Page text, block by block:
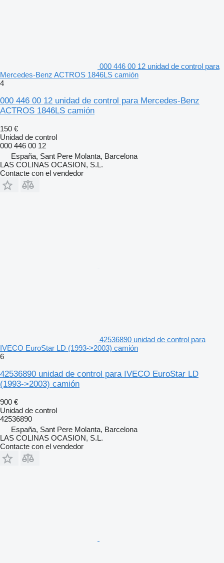
000 446 00 12 unidad de control para
Mercedes-Benz ACTROS 1846LS camión
4
000 446 00 12 unidad de control para Mercedes-Benz
ACTROS 1846LS camión
150 €
Unidad de control
000 446 00 12
España, Sant Pere Molanta, Barcelona
LAS COLINAS OCASION, S.L.
Contacte con el vendedor
42536890 unidad de control para
IVECO EuroStar LD (1993->2003) camión
6
42536890 unidad de control para IVECO EuroStar LD
(1993->2003) camión
900 €
Unidad de control
42536890
España, Sant Pere Molanta, Barcelona
LAS COLINAS OCASION, S.L.
Contacte con el vendedor